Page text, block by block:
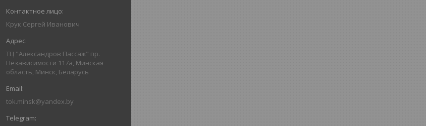
Крук Сергей Иванович
ТЦ "Александров Пассаж" пр.
Независимости 117а, Минская
область, Минск, Беларусь
tok.minsk@yandex.by